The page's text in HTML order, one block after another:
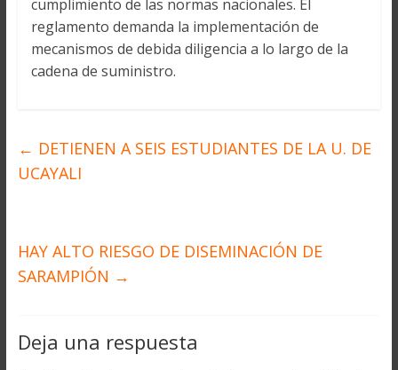
cumplimiento de las normas nacionales. El
reglamento demanda la implementación de
mecanismos de debida diligencia a lo largo de la
cadena de suministro.
← DETIENEN A SEIS ESTUDIANTES DE LA U. DE
UCAYALI
HAY ALTO RIESGO DE DISEMINACIÓN DE
SARAMPIÓN →
Deja una respuesta